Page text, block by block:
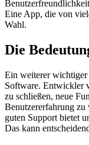
Eine App, die von
Wahl.
Die
Ein weiterer wichtiger
Software. Entwickler
zu schließen, neue
Benutzererfahrung zu
guten Support bietet
Das kann